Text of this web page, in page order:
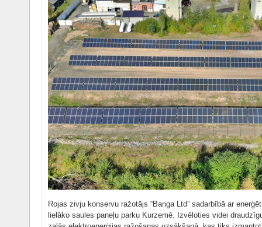
Rojas zivju konservu ražotājs “Banga Ltd” sadarbībā ar
lielāko saules paneļu parku Kurzemē. Izvēloties videi